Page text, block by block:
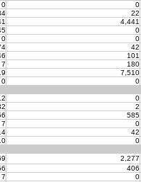
0 0
22
4,441
0
0 0
42
101
7 180
7,510
0 0
0
2
585
7 0
42
0
2,277
406
7 0